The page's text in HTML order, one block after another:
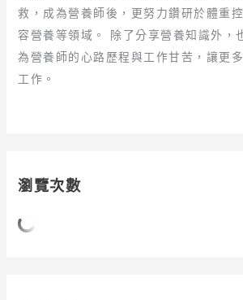
救，成為營養師後，更努力鑽研於體重
容營養等領域。 除了分享營養知識外，
為營養師的心路歷程與工作甘苦，讓更
工作。
瀏覽次數